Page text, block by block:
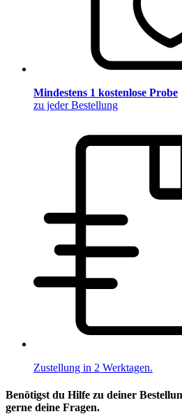
Mindestens 1 kostenlose Probe
zu jeder Bestellung
Zustellung in 2 Werktagen.
Benötigst du Hilfe zu deiner
gerne deine Fragen.